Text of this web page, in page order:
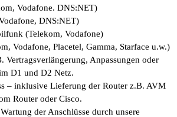
Vodafone. DNS:NET)
DNS:NET)
(Telekom, Vodafone)
Vodafone, Placetel, Gamma, Starface u.w.)
Vertragsverlängerung, Anpassungen oder
D1 und D2 Netz.
– inklusive Lieferung der Router z.B. AVM
Router oder Cisco.
der Anschlüsse durch unsere